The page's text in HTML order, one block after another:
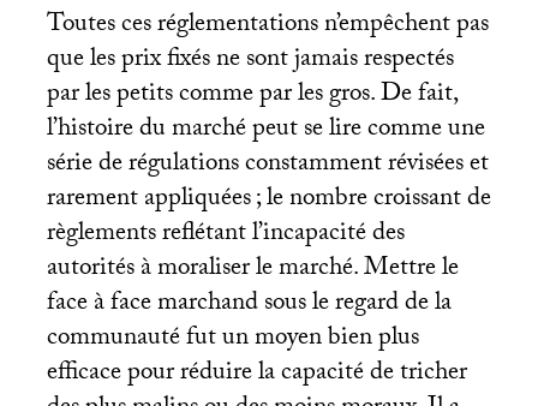
Toutes ces réglementations n’empêchent pas
que les prix fixés ne sont jamais respectés
par les petits comme par les gros. De fait,
l’histoire du marché peut se lire comme une
série de régulations constamment révisées et
rarement appliquées; le nombre croissant de
règlements reflétant l’incapacité des
autorités à moraliser le marché. Mettre le
face à face marchand sous le regard de la
communauté fut un moyen bien plus
efficace pour réduire la capacité de tricher